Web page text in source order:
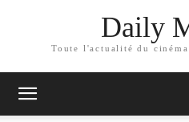
Daily
Toute l'actualité du